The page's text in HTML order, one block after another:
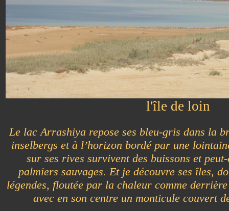
l'île de loin
Le lac Arrashiya repose ses bleu-gris dans la
inselbergs et à l’horizon bordé par une
sur ses rives survivent des buissons et
palmiers sauvages. Et je découvre ses îles,
légendes, floutée par la chaleur comme
avec en son centre un monticule couvert